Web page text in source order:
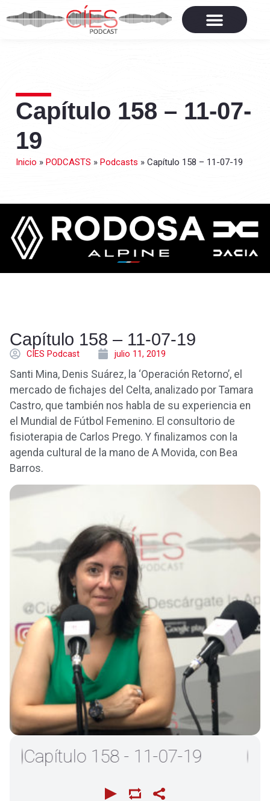
Capítulo 158 – 11-07-
19
Inicio » PODCASTS » Podcasts » Capítulo 158 – 11-07-19
Capítulo 158 – 11-07-19
CÍES Podcast julio 11, 2019
Santi Mina, Denis Suárez, la ‘Operación Retorno’, el
mercado de fichajes del Celta, analizado por Tamara
Castro, que también nos habla de su experiencia en
el Mundial de Fútbol Femenino. El consultorio de
fisioterapia de Carlos Prego. Y finalizamos con la
agenda cultural de la mano de A Movida, con Bea
Barros.
158 - 11-07-19